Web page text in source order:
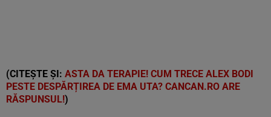
(CITEȘTE ȘI: ASTA DA TERAPIE! CUM TRECE ALEX BODI
PESTE DESPĂRȚIREA DE EMA UTA? CANCAN.RO ARE
RĂSPUNSUL!)